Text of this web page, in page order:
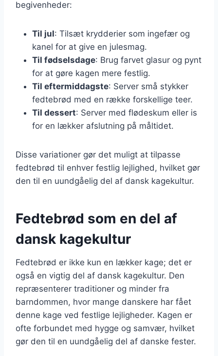
begivenheder:
Til jul: Tilsæt krydderier som ingefær og
kanel for at give en julesmag.
Til fødselsdage: Brug farvet glasur og pynt
for at gøre kagen mere festlig.
Til eftermiddagste: Server små stykker
fedtebrød med en række forskellige teer.
Til dessert: Server med flødeskum eller is
for en lækker afslutning på måltidet.
Disse variationer gør det muligt at tilpasse
fedtebrød til enhver festlig lejlighed, hvilket gør
den til en uundgåelig del af dansk kagekultur.
Fedtebrød som en del af
dansk kagekultur
Fedtebrød er ikke kun en lækker kage; det er
også en vigtig del af dansk kagekultur. Den
repræsenterer traditioner og minder fra
barndommen, hvor mange danskere har fået
denne kage ved festlige lejligheder. Kagen er
ofte forbundet med hygge og samvær, hvilket
gør den til en uundgåelig del af danske fester.